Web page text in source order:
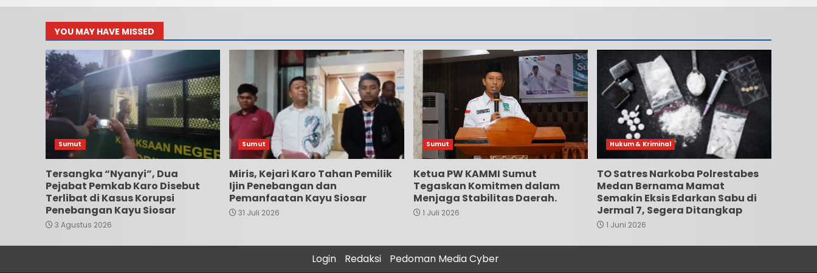
YOU MAY HAVE MISSED
Sumut
Tersangka “Nyanyi”, Dua
Pejabat Pemkab Karo Disebut
Terlibat di Kasus Korupsi
Penebangan Kayu Siosar
3 Agustus 2026
Sumut
Miris, Kejari Karo Tahan Pemilik
Ijin Penebangan dan
Pemanfaatan Kayu Siosar
31 Juli 2026
Sumut
Ketua PW KAMMI Sumut
Tegaskan Komitmen dalam
Menjaga Stabilitas Daerah.
1 Juli 2026
Hukum & Kriminal
TO Satres Narkoba Polrestabes
Medan Bernama Mamat
Semakin Eksis Edarkan Sabu di
Jermal 7, Segera Ditangkap
1 Juni 2026
Login Redaksi Pedoman Media Cyber